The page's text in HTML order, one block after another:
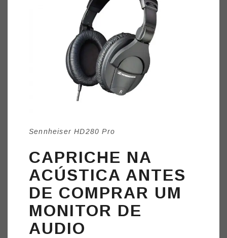
Sennheiser HD280 Pro
CAPRICHE NA
ACÚSTICA ANTES
DE COMPRAR UM
MONITOR DE
AUDIO